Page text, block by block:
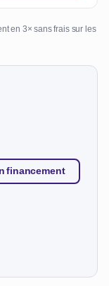
en 3× sans frais sur les
financement